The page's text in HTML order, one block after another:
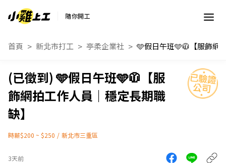
隨你開工
首頁 新北市打工 亭柔企業社
🩵假日午班🩵🧥【服
飾網拍工作人員｜穩定長期職
缺】
時薪$200 ~ $250 / 新北市三重區
3天前